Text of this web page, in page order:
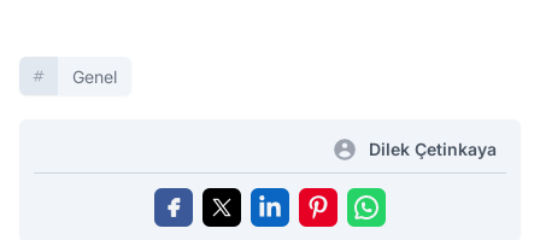
Genel
Dilek Çetinkaya